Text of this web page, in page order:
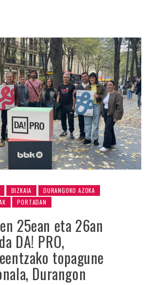
BIZKAIA
DURANGOKO AZOKA
PORTADAN
25ean eta 26an
DA! PRO,
topagune
Durangon